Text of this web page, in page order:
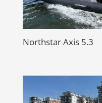
Northstar Axis 5.3